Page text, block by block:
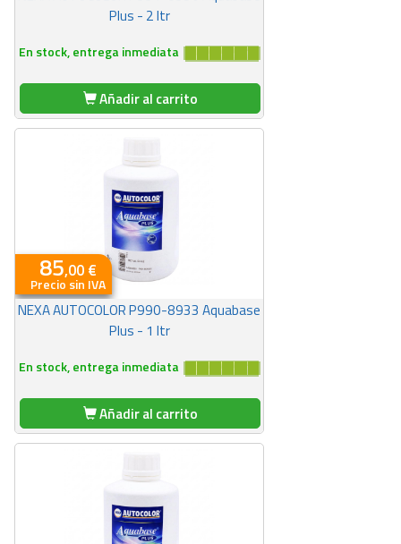
En stock, entrega inmediata
Plus - 2 ltr
Añadir al carrito
85,00 €
Precio sin IVA
En stock, entrega inmediata
NEXA AUTOCOLOR P990-8933 Aquabase
Plus - 1 ltr
Añadir al carrito